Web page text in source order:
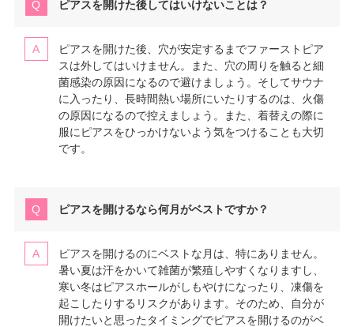
ピアスを開けた後してはいけないことは？
ピアスを開けた後、穴が安定するまでファーストピア
スは外してはいけません。また、穴の周りを触ると細
菌感染の原因になるので避けましょう。そしてサウナ
に入ったり、長時間熱い場所にいたりするのは、火傷
の原因になるので控えましょう。また、着替えの際に
服にピアスをひっかけないよう気をつけることも大切
です。
ピアスを開けるなら何月がベストですか？
ピアスを開けるのにベストな月は、特にありません。
暑い夏は汗をかいて雑菌が繁殖しやすくなりますし、
寒い冬はピアスホールがしもやけになったり、凍傷を
起こしたりするリスクがあります。そのため、自分が
開けたいと思ったタイミングでピアスを開けるのがベ